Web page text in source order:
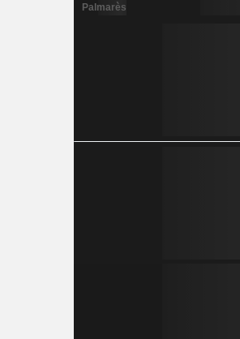
Palmarès